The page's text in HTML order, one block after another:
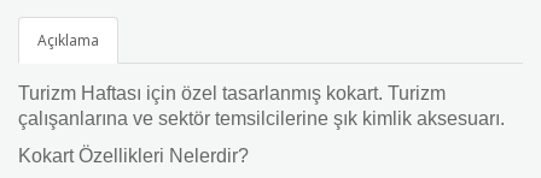
Açıklama
Turizm Haftası için özel tasarlanmış kokart. Turizm
çalışanlarına ve sektör temsilcilerine şık kimlik aksesuarı.
Kokart Özellikleri Nelerdir?